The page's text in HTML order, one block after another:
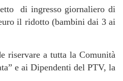
di ingresso giornaliero di
il ridotto (bambini dai 3 ai
riservare a tutta la Comunità
e ai Dipendenti del PTV, la